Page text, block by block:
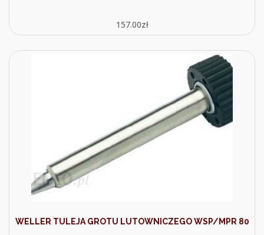
157.00zł
WELLER TULEJA GROTU LUTOWNICZEGO WSP/MPR 80